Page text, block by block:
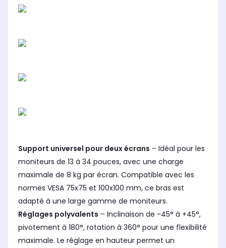
Support universel pour deux écrans – Idéal pour les
moniteurs de 13 à 34 pouces, avec une charge
maximale de 8 kg par écran. Compatible avec les
normes VESA 75x75 et 100x100 mm, ce bras est
adapté à une large gamme de moniteurs.
Réglages polyvalents – Inclinaison de -45° à +45°,
pivotement à 180°, rotation à 360° pour une flexibilité
maximale. Le réglage en hauteur permet un